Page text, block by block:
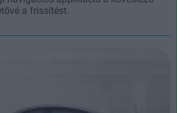
a frissítést.